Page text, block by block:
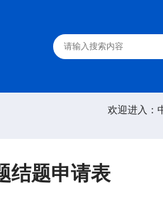
欢迎进入：
结题申请表